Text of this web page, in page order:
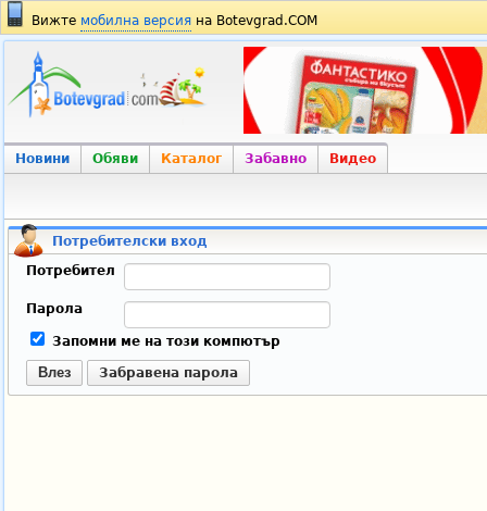
Вижте мобилна версия на Botevgrad.COM
Новини Обяви Каталог Забавно Видео
Потребителски вход
Потребител
Парола
Запомни ме на този компютър
Влез Забравена парола